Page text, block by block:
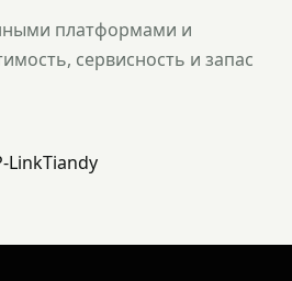
платформами и
сервисность и запас
LinkTiandy